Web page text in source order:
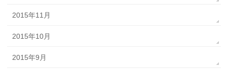
2015年11月
2015年10月
2015年9月